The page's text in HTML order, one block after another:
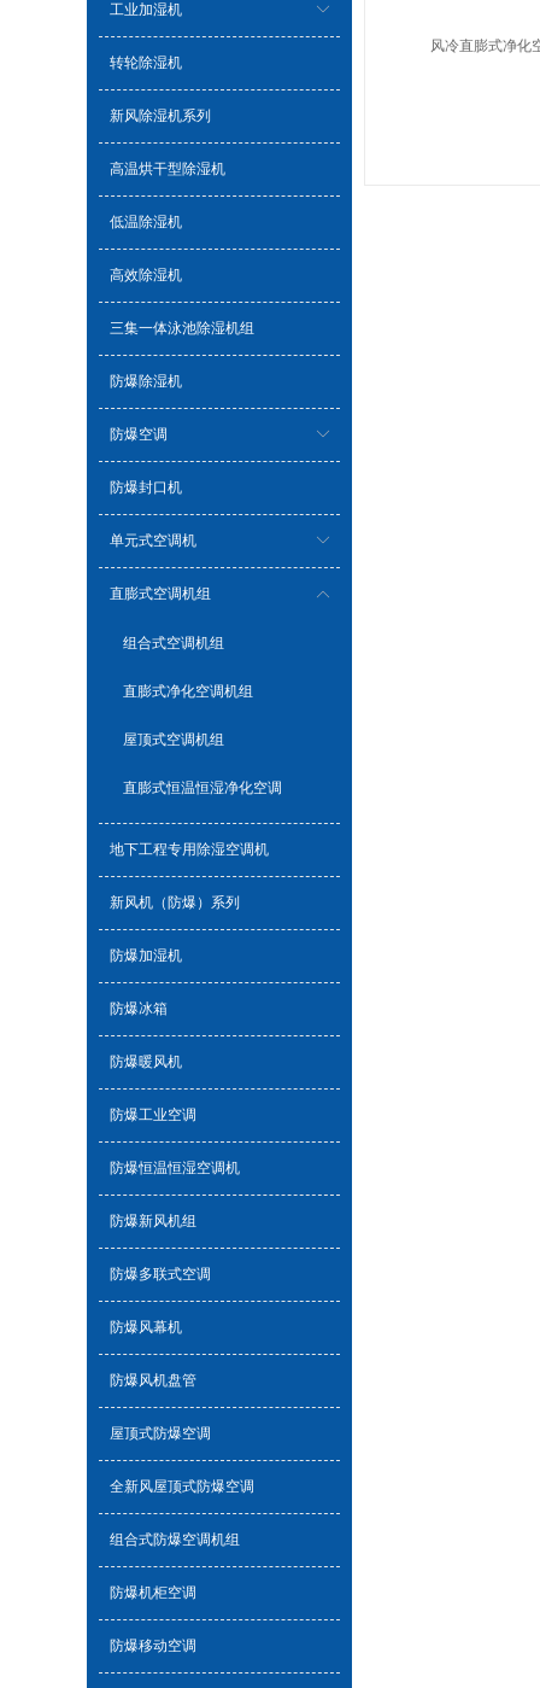
工业加湿机
转轮除湿机
新风除湿机系列
高温烘干型除湿机
低温除湿机
高效除湿机
三集一体泳池除湿机组
防爆除湿机
防爆空调
防爆封口机
单元式空调机
直膨式空调机组
组合式空调机组
直膨式净化空调机组
屋顶式空调机组
直膨式恒温恒湿净化空调
地下工程专用除湿空调机
新风机（防爆）系列
防爆加湿机
防爆冰箱
防爆暖风机
防爆工业空调
防爆恒温恒湿空调机
防爆新风机组
防爆多联式空调
防爆风幕机
防爆风机盘管
屋顶式防爆空调
全新风屋顶式防爆空调
组合式防爆空调机组
防爆机柜空调
防爆移动空调
风冷直膨式净化